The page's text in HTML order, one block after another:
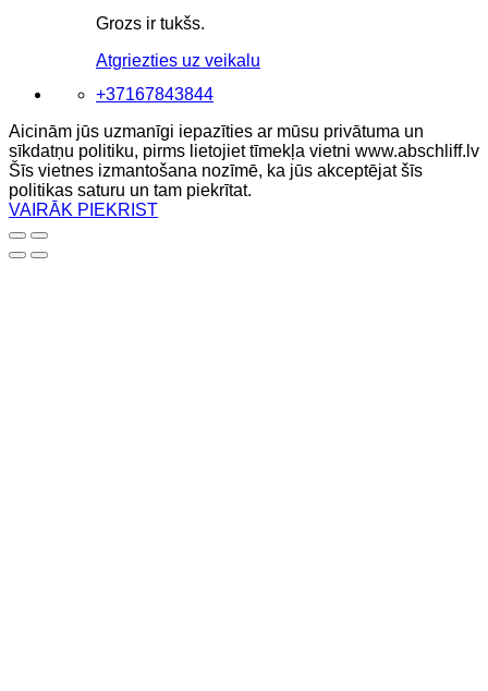
Grozs ir tukšs.
Atgriezties uz veikalu
+37167843844
Aicinām jūs uzmanīgi iepazīties ar mūsu privātuma un
sīkdatņu politiku, pirms lietojiet tīmekļa vietni www.abschliff.lv
Šīs vietnes izmantošana nozīmē, ka jūs akceptējat šīs
politikas saturu un tam piekrītat.
VAIRĀK PIEKRIST